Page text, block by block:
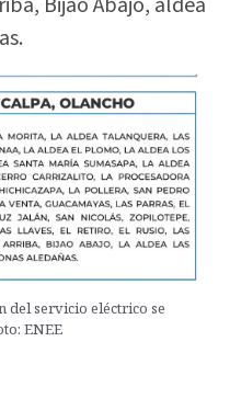
del servicio eléctrico se
ENEE